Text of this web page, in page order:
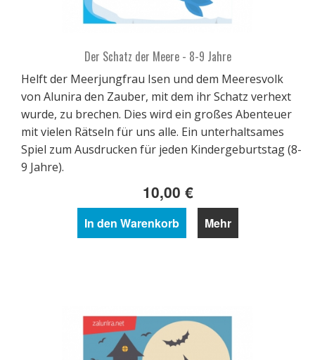
Der Schatz der Meere - 8-9 Jahre
Helft der Meerjungfrau Isen und dem Meeresvolk
von Alunira den Zauber, mit dem ihr Schatz verhext
wurde, zu brechen. Dies wird ein großes Abenteuer
mit vielen Rätseln für uns alle. Ein unterhaltsames
Spiel zum Ausdrucken für jeden Kindergeburtstag (8-
9 Jahre).
10,00 €
In den Warenkorb Mehr